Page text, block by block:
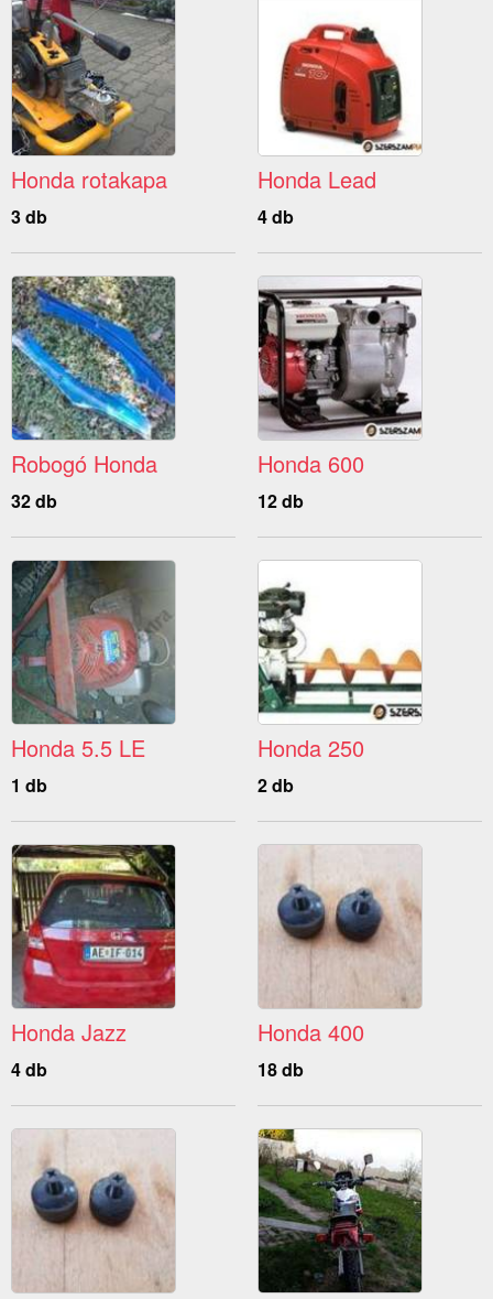
Honda rotakapa
3 db
Honda Lead
4 db
Robogó Honda
32 db
Honda 600
12 db
Honda 5.5 LE
1 db
Honda 250
2 db
Honda Jazz
4 db
Honda 400
18 db